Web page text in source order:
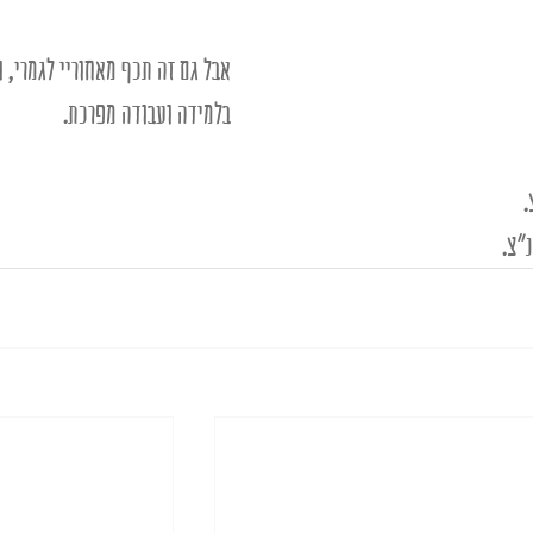
אבל גם זה תכף מאחוריי
בלמידה ועבודה מפרכת.